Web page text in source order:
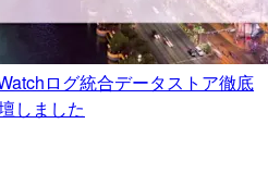
ログ統合データストア徹底
しました